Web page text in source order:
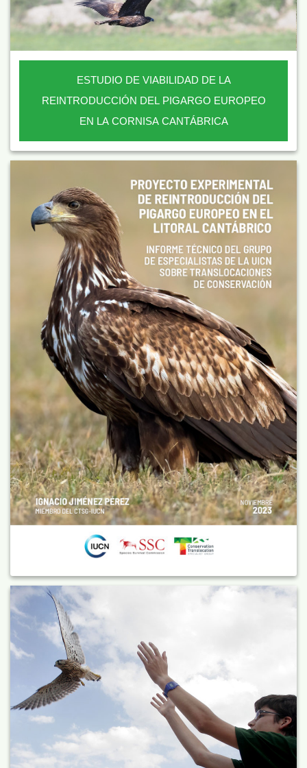
ESTUDIO DE VIABILIDAD DE LA
REINTRODUCCIÓN DEL PIGARGO EUROPEO
EN LA CORNISA CANTÁBRICA